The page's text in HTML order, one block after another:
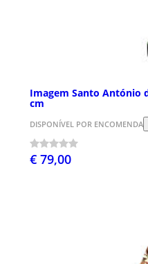
Imagem Santo António
cm
DISPONÍVEL POR ENCOMENDA
€ 79,00